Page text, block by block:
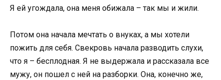
Я ей угождала, она меня обижала – так мы и жили.
Потом она начала мечтать о внуках, а мы хотели
пожить для себя. Свекровь начала разводить слухи,
что я – бесплодная. Я не выдержала и рассказала все
мужу, он пошел с ней на разборки. Она, конечно же,